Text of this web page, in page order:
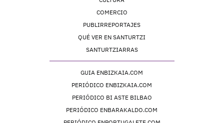
COMERCIO
PUBLIRREPORTAJES
QUÉ VER EN SANTURTZI
SANTURTZIARRAS
GUIA ENBIZKAIA.COM
PERIÓDICO ENBIZKAIA.COM
PERIÓDICO BI ASTE BILBAO
PERIÓDICO ENBARAKALDO.COM